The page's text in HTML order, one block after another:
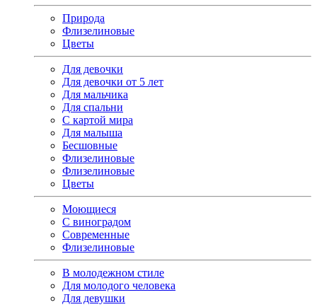
Природа
Флизелиновые
Цветы
Для девочки
Для девочки от 5 лет
Для мальчика
Для спальни
С картой мира
Для малыша
Бесшовные
Флизелиновые
Флизелиновые
Цветы
Моющиеся
С виноградом
Современные
Флизелиновые
В молодежном стиле
Для молодого человека
Для девушки